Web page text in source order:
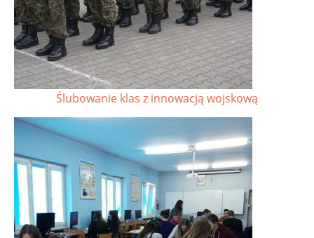
Ślubowanie klas z innowacją wojskową